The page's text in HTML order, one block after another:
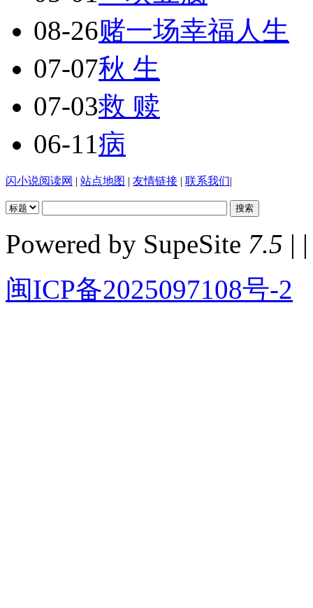
08-26赌一场幸福人生
07-07秋 生
07-03救 赎
06-11病
闪小说阅读网 | 站点地图 | 友情链接 | 联系我们|
Powered by SupeSite 7.5 | |
闽ICP备2025097108号-2